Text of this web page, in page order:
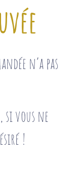
n’a pas
si vous ne
!